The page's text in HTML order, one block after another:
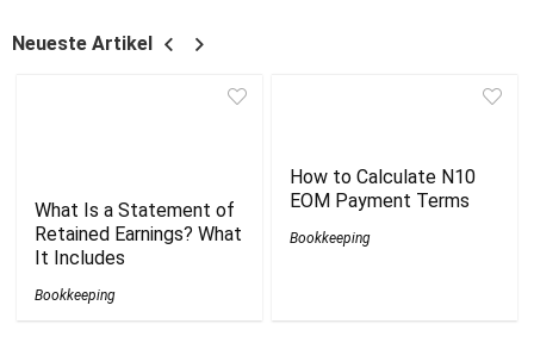
Neueste Artikel
What Is a Statement of
Retained Earnings? What
It Includes
Bookkeeping
How to Calculate N10
EOM Payment Terms
Bookkeeping